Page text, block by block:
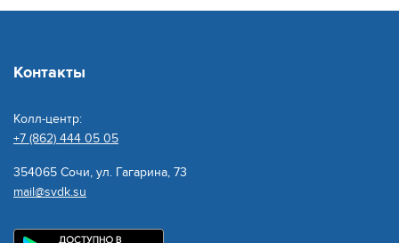
Контакты
Колл-центр:
+7 (862) 444 05 05
354065 Сочи, ул. Гагарина, 73
mail@svdk.su